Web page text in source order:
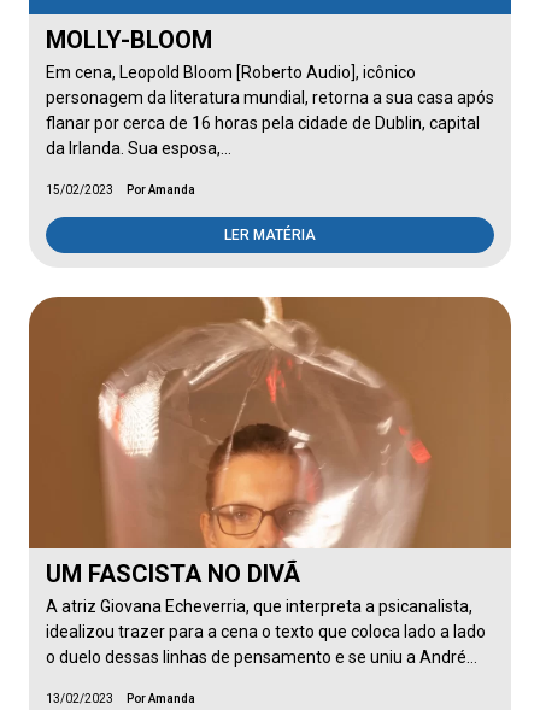
MOLLY-BLOOM
Em cena, Leopold Bloom [Roberto Audio], icônico
personagem da literatura mundial, retorna a sua casa após
flanar por cerca de 16 horas pela cidade de Dublin, capital
da Irlanda. Sua esposa,…
15/02/2023 Por Amanda
LER MATÉRIA
UM FASCISTA NO DIVÃ
A atriz Giovana Echeverria, que interpreta a psicanalista,
idealizou trazer para a cena o texto que coloca lado a lado
o duelo dessas linhas de pensamento e se uniu a André…
13/02/2023 Por Amanda